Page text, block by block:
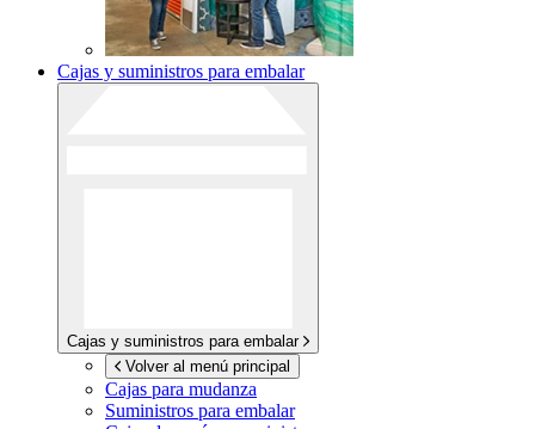
Cajas y suministros para embalar
Cajas y suministros para embalar
Volver al menú principal
Cajas para mudanza
Suministros para embalar